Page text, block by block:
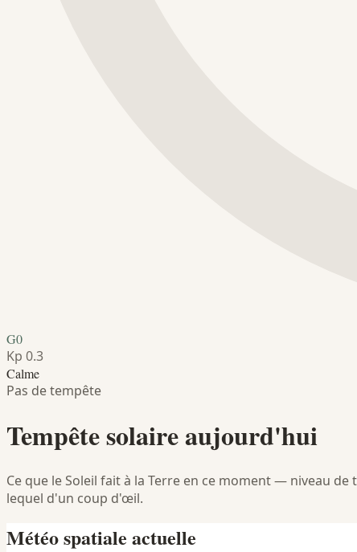
G0
Kp 0.3
Calme
Pas de tempête
Tempête solaire aujourd'hui
Ce que le Soleil fait à la Terre en ce moment — niveau
lequel d'un coup d'œil.
Météo spatiale actuelle